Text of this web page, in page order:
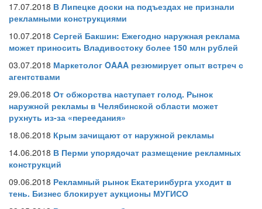
17.07.2018 В Липецке доски на подъездах не признали
рекламными конструкциями
10.07.2018 Сергей Бакшин: Ежегодно наружная реклама
может приносить Владивостоку более 150 млн рублей
03.07.2018 Маркетолог OAAA резюмирует опыт встреч с
агентствами
29.06.2018 От обжорства наступает голод. Рынок
наружной рекламы в Челябинской области может
рухнуть из-за «переедания»
18.06.2018 Крым зачищают от наружной рекламы
14.06.2018 В Перми упорядочат размещение рекламных
конструкций
09.06.2018 Рекламный рынок Екатеринбурга уходит в
тень. Бизнес блокирует аукционы МУГИСО